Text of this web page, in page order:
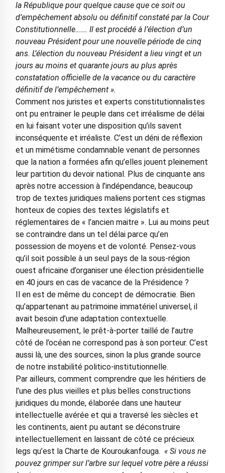
la République pour quelque cause que ce soit ou
d’empêchement absolu ou définitif constaté par la Cour
Constitutionnelle……. Il est procédé à l’élection d’un
nouveau Président pour une nouvelle période de cinq
ans. L’élection du nouveau Président a lieu vingt et un
jours au moins et quarante jours au plus après
constatation officielle de la vacance ou du caractère
définitif de l’empêchement ».
Comment nos juristes et experts constitutionnalistes
ont pu entrainer le peuple dans cet irréalisme de délai
en lui faisant voter une disposition qu’ils savent
inconséquente et irréaliste. C’est un déni de réflexion
et un mimétisme condamnable venant de personnes
que la nation a formées afin qu’elles jouent pleinement
leur partition du devoir national. Plus de cinquante ans
après notre accession à l’indépendance, beaucoup
trop de textes juridiques maliens portent ces stigmas
honteux de copies des textes législatifs et
réglementaires de « l’ancien maitre ». Lui au moins peut
se contraindre dans un tel délai parce qu’en
possession de moyens et de volonté. Pensez-vous
qu’il soit possible à un seul pays de la sous-région
ouest africaine d’organiser une élection présidentielle
en 40 jours en cas de vacance de la Présidence ?
Il en est de même du concept de démocratie. Bien
qu’appartenant au patrimoine immatériel universel, il
avait besoin d’une adaptation contextuelle.
Malheureusement, le prêt-à-porter taillé de l’autre
côté de l’océan ne correspond pas à son porteur. C’est
aussi là, une des sources, sinon la plus grande source
de notre instabilité politico-institutionnelle.
Par ailleurs, comment comprendre que les héritiers de
l’une des plus vieilles et plus belles constructions
juridiques du monde, élaborée dans une hauteur
intellectuelle avérée et qui a traversé les siècles et
les continents, aient pu autant se déconstruire
intellectuellement en laissant de côté ce précieux
legs qu’est la Charte de Kouroukanfouga. « Si vous ne
pouvez grimper sur l’arbre sur lequel votre père a réussi